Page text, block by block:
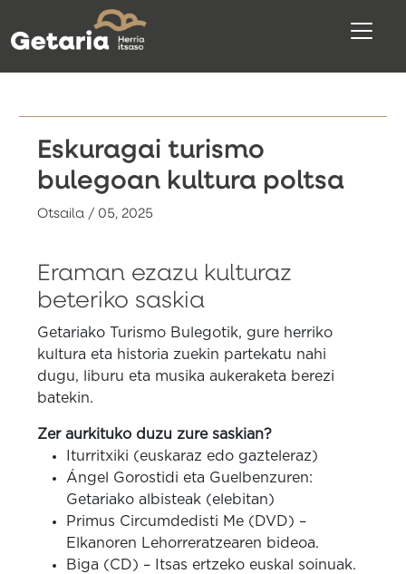
Eskuragai turismo
bulegoan kultura poltsa
Otsaila / 05, 2025
Eraman ezazu kulturaz
beteriko saskia
Getariako Turismo Bulegotik, gure herriko
kultura eta historia zuekin partekatu nahi
dugu, liburu eta musika aukeraketa berezi
batekin.
Zer aurkituko duzu zure saskian?
Iturritxiki (euskaraz edo gazteleraz)
Ángel Gorostidi eta Guelbenzuren:
Getariako albisteak (elebitan)
Primus Circumdedisti Me (DVD) –
Elkanoren Lehorreratzearen bideoa.
Biga (CD) – Itsas ertzeko euskal soinuak.